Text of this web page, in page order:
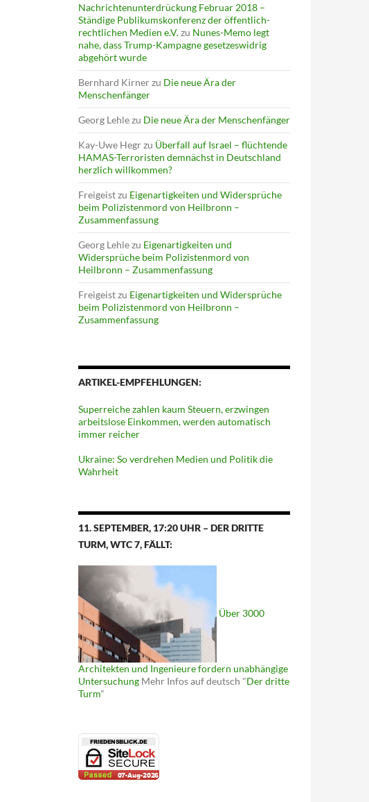
Nachrichtenunterdrückung Februar 2018 –
Ständige Publikumskonferenz der öffentlich-
rechtlichen Medien e.V.zu Nunes-Memo legt
nahe, dass Trump-Kampagne gesetzeswidrig
abgehört wurde
Bernhard Kirnerzu Die neue Ära der
Menschenfänger
Georg Lehlezu Die neue Ära der Menschenfänger
Kay-Uwe Hegrzu Überfall auf Israel – flüchtende
HAMAS-Terroristen demnächst in Deutschland
herzlich willkommen?
Freigeistzu Eigenartigkeiten und Widersprüche
beim Polizistenmord von Heilbronn –
Zusammenfassung
Georg Lehlezu Eigenartigkeiten und
Widersprüche beim Polizistenmord von
Heilbronn – Zusammenfassung
Freigeistzu Eigenartigkeiten und Widersprüche
beim Polizistenmord von Heilbronn –
Zusammenfassung
ARTIKEL-EMPFEHLUNGEN:
Superreiche zahlen kaum Steuern, erzwingen
arbeitslose Einkommen, werden automatisch
immer reicher
Ukraine: So verdrehen Medien und Politik die
Wahrheit
11. SEPTEMBER, 17:20 UHR – DER DRITTE
TURM, WTC 7, FÄLLT:
Über 3000
Architekten und Ingenieure fordern unabhängige
Untersuchung Mehr Infos auf deutsch "Der dritte
Turm"